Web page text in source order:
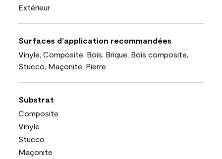
Extérieur
Surfaces d’application recommandées
Vinyle, Composite, Bois, Brique, Bois composite,
Stucco, Maçonite, Pierre
Substrat
Composite
Vinyle
Stucco
Maçonite